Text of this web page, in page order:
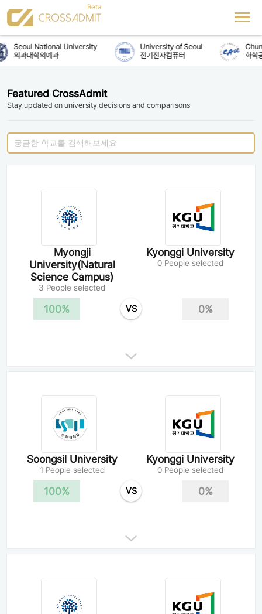
Seoul National University
의과대학의예과
University of Seoul
전기전자컴퓨터
화학
Featured CrossAdmit
Stay updated on university decisions and comparisons
Myongji
University(Natural
Science Campus)
3 People selected
Kyonggi University
0 People selected
100% VS 0%
Soongsil University
1 People selected
Kyonggi University
0 People selected
100% VS 0%